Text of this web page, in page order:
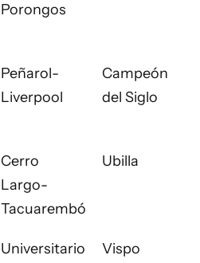
Porongos
Peñarol-
Liverpool
Campeón
del Siglo
Cerro
Largo-
Tacuarembó
Ubilla
Universitario
Vispo